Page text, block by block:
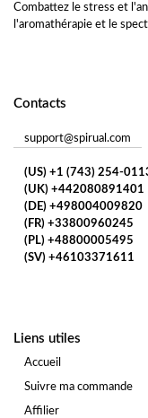
Combattez le stress et
l'aromathérapie et le
Contacts
support@spirual.com
(US) +1 (743) 254-
(UK) +442080891401
(DE) +498004009820
(FR) +33800960245
(PL) +48800005495
(SV) +46103371611
Liens utiles
Accueil
Suivre ma commande
Affilier